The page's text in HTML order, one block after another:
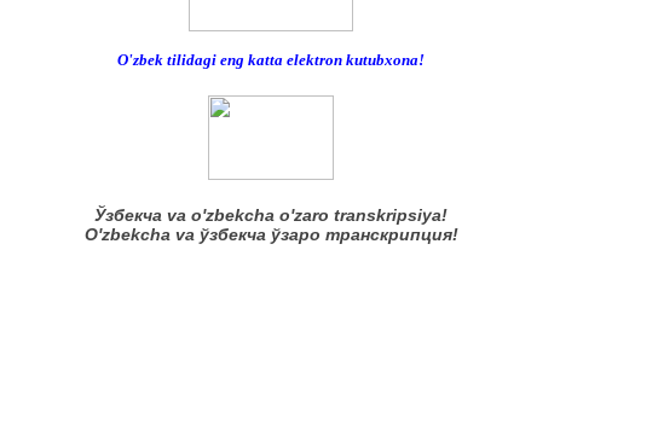
O'zbek tilidagi eng katta elektron kutubxona!
​Ўзбекча va o'zbekcha o'zaro transkripsiya!
O'zbekcha va ўзбекча ўзаро транскрипция!